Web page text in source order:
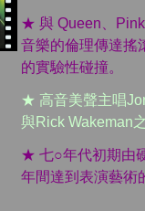
★ 與 Queen、
音樂的倫理傳達搖
的實驗性碰撞。
★ 高音美聲主唱
與Rick Wakeman
★ 七○年代初期由
年間達到表演藝術